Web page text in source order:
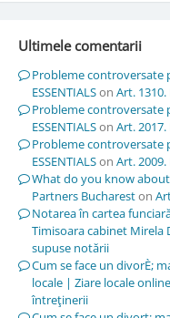
Ultimele comentarii
Probleme controversate
ESSENTIALSon Art.
Probleme controversate
ESSENTIALSon Art.
Probleme controversate
ESSENTIALSon Art.
What do you know
Partners Buchareston
Notarea în cartea
Timisoara cabinet Mirela
supuse notării
Cum se face un divorÈ;
locale | Ziare locale
întreţinerii